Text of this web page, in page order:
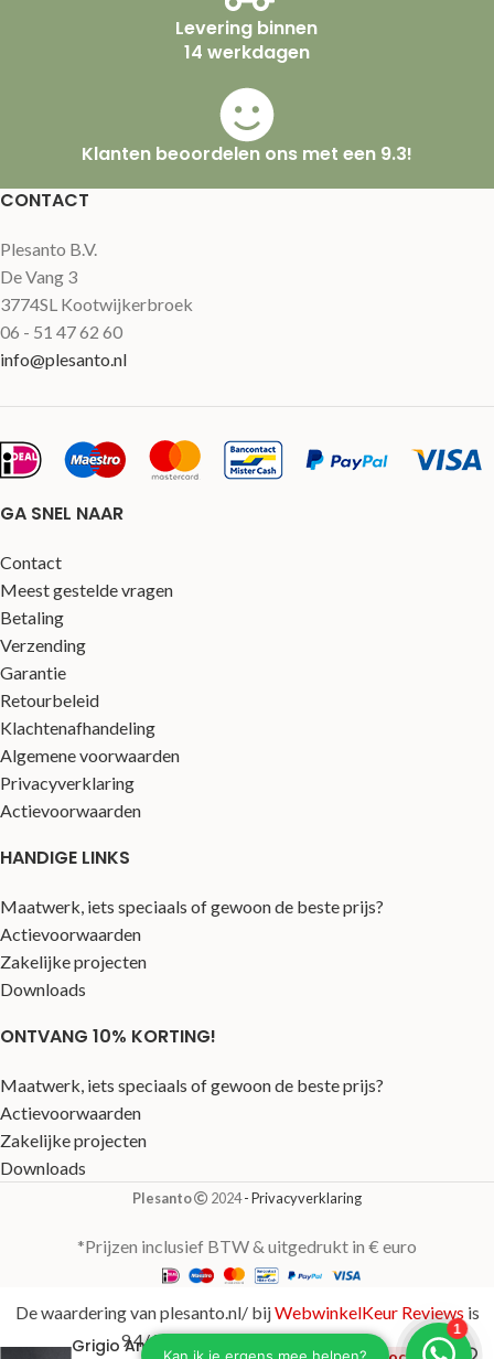
Levering binnen
14 werkdagen
Klanten beoordelen ons met een 9.3!
CONTACT
Plesanto B.V.
De Vang 3
3774SL Kootwijkerbroek
06 - 51 47 62 60
info@plesanto.nl
GA SNEL NAAR
Contact
Meest gestelde vragen
Betaling
Verzending
Garantie
Retourbeleid
Klachtenafhandeling
Algemene voorwaarden
Privacyverklaring
Actievoorwaarden
HANDIGE LINKS
Maatwerk, iets speciaals of gewoon de beste prijs?
Actievoorwaarden
Zakelijke projecten
Downloads
ONTVANG 10% KORTING!
Maatwerk, iets speciaals of gewoon de beste prijs?
Actievoorwaarden
Zakelijke projecten
Downloads
Plesanto 2024- Privacyverklaring
*Prijzen inclusief BTW & uitgedrukt in € euro
Grigio Antraciet
De waardering van plesanto.nl/ bijWebwinkelKeur Reviews is
9.4/10 gebaseerd op 123 reviews.